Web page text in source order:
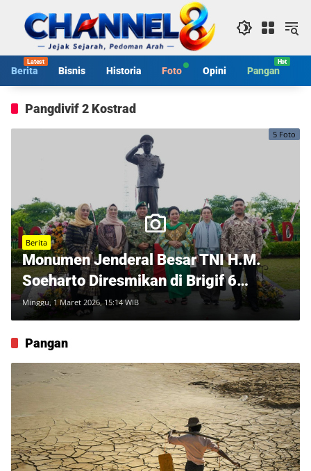
konten
Berita Bisnis Historia Foto Opini Pangan
Pangdivif 2 Kostrad
5 Foto
Berita
Monumen Jenderal Besar TNI H.M.
Soeharto Diresmikan di Brigif 6
Kostrad Palur, Warisan Kepemimpinan
yang Dihidupkan Kembali
Minggu, 1 Maret 2026, 15:14 WIB
Pangan